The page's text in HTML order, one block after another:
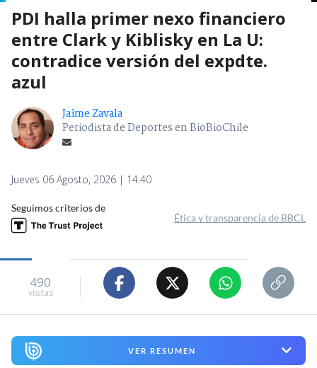
PDI halla primer nexo financiero
entre Clark y Kiblisky en La U:
contradice versión del expdte.
azul
Jaime Zavala
Periodista de Deportes en BioBioChile
Jueves 06 Agosto, 2026 | 14:40
Seguimos criterios de
Ética y transparencia de BBCL
490
visitas
VER RESUMEN